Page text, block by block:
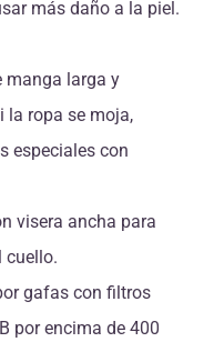
más daño a la piel.
manga larga y
la ropa se moja,
especiales con
visera ancha para
cuello.
gafas con filtros
por encima de 400